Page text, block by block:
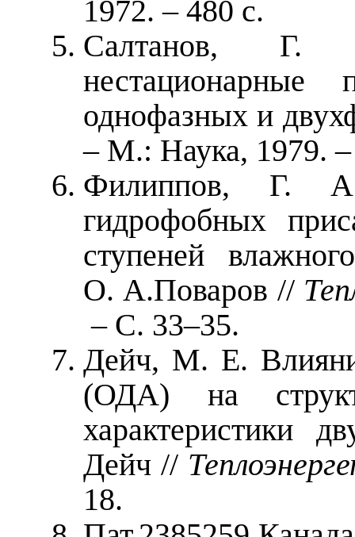
1972. – 480 с.
Салтанов, Г.
нестационарные
однофазных и
– М.: Наука, 1979. –
Филиппов, Г.
гидрофобных
ступеней
О. А.Поваров //
– С. 33–35.
Дейч, М. Е.
(ОДА) на
характеристики
Дейч //
18.